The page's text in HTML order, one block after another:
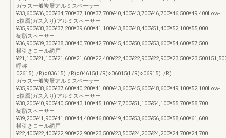
ガラス一般複層アルミスペーサー
¥33,600¥36,000¥34,700¥37,100¥37,700¥40,400¥43,700¥46,700¥46,500¥49,400Low-
E複層(ガス入り)アルミスペーサー
¥35,900¥38,300¥37,200¥39,600¥41,100¥43,800¥48,400¥51,400¥52,100¥55,000
樹脂スペーサー
¥36,900¥39,300¥38,300¥40,700¥42,700¥45,400¥50,600¥53,600¥54,600¥57,500
横引きロール網戸
呼称
02615(L/R)○03615(L/R)○04615(L/R)○06015(L/R)○06915(L/R)
ガラス一般複層アルミスペーサー
¥35,900¥38,600¥37,600¥40,200¥41,000¥43,600¥45,600¥48,600¥49,100¥52,100Low-
E複層(ガス入り)アルミスペーサー
¥38,200¥40,900¥40,500¥43,100¥45,100¥47,700¥51,100¥54,100¥55,700¥58,700
樹脂スペーサー
¥39,200¥41,900¥41,800¥44,400¥46,800¥49,400¥53,600¥56,600¥58,600¥61,600
横引きロール網戸
¥22,400¥22,400¥22,900¥22,900¥23,500¥23,500¥24,200¥24,200¥24,700¥24,700